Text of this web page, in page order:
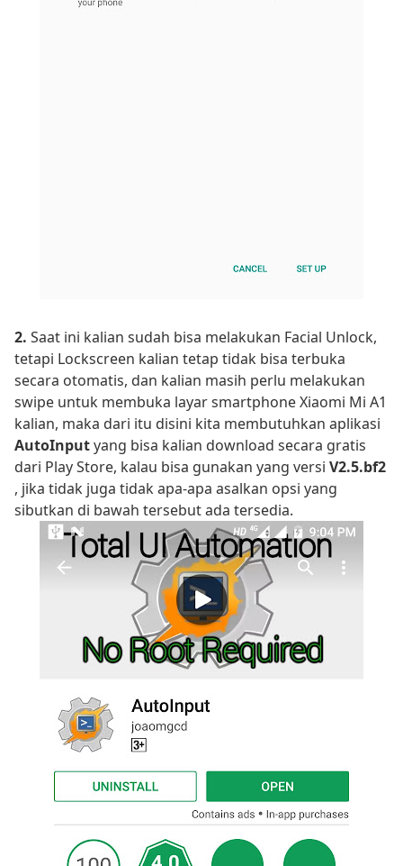
2. Saat ini kalian sudah bisa melakukan Facial Unlock,
tetapi Lockscreen kalian tetap tidak bisa terbuka
secara otomatis, dan kalian masih perlu melakukan
swipe untuk membuka layar smartphone Xiaomi Mi A1
kalian, maka dari itu disini kita membutuhkan aplikasi
AutoInputyang bisa kalian download secara gratis
dari Play Store, kalau bisa gunakan yang versi V2.5.bf2
, jika tidak juga tidak apa-apa asalkan opsi yang
sibutkan di bawah tersebut ada tersedia.